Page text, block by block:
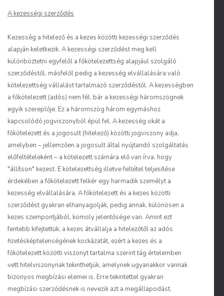
A kezességi szerződés
Kezesség a hitelező és a kezes közötti kezességi szerződés
alapján keletkezik. A kezességi szerződést meg kell
különböztetni egyfelől a főkötelezettség alapjául szolgáló
szerződéstől, másfelől pedig a kezesség elvállalására való
kötelezettség vállalást tartalmazó szerződéstől. A kezességben
a főkötelezett (adós) nem fél, bár a kezességi háromszögnek
egyik szereplője. Ez a háromszög három egymáshoz
kapcsolódó jogviszonyból épül fel. A kezesség okát a
főkötelezett és a jogosult (hitelező) közötti jogviszony adja,
amelyben – jellemzően a jogosult által nyújtandó szolgáltatás
előfeltételeként – a kötelezett számára elő van írva, hogy
"állítson" kezest. E kötelezettség illetve feltétel teljesítése
érdekében a főkötelezett felkér egy harmadik személyt a
kezesség elvállalására. A főkötelezett és a kezes közötti
szerződést gyakran elhanyagolják, pedig annak, különösen a
kezes szempontjából, komoly jelentősége van. Amint ezt
fentebb kifejtettük, a kezes átvállalja a hitelezőtől az adós
fizetésképtelenségének kockázatát, ezért a kezes és a
főkötelezett közötti viszonyt tartalma szerint tág értelemben
vett hitelviszonynak tekinthetjük, amelynek ugyanakkor vannak
bizonyos megbízási elemei is. Erre tekintettel gyakran
megbízási szerződésnek is nevezik azt a megállapodást,